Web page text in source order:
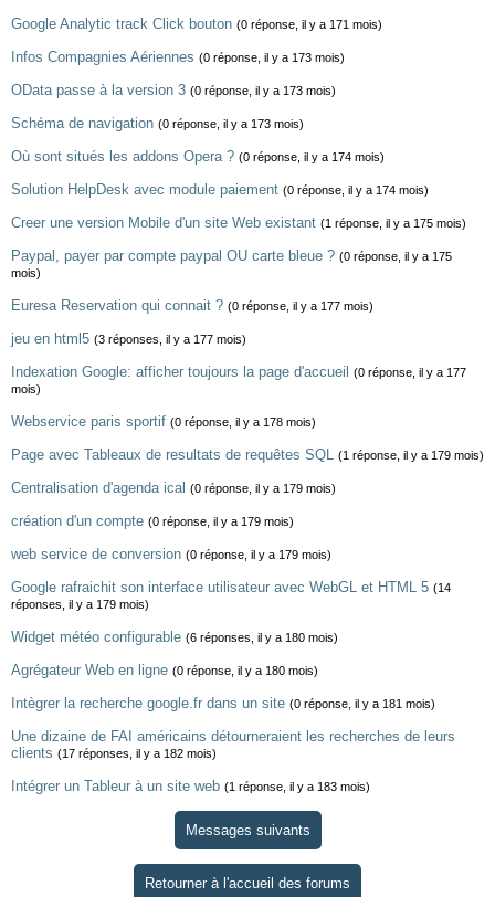
Google Analytic track Click bouton (0 réponse, il y a 171 mois)
Infos Compagnies Aériennes (0 réponse, il y a 173 mois)
OData passe à la version 3 (0 réponse, il y a 173 mois)
Schéma de navigation (0 réponse, il y a 173 mois)
Où sont situés les addons Opera ? (0 réponse, il y a 174 mois)
Solution HelpDesk avec module paiement (0 réponse, il y a 174 mois)
Creer une version Mobile d'un site Web existant (1 réponse, il y a 175 mois)
Paypal, payer par compte paypal OU carte bleue ? (0 réponse, il y a 175
mois)
Euresa Reservation qui connait ? (0 réponse, il y a 177 mois)
jeu en html5 (3 réponses, il y a 177 mois)
Indexation Google: afficher toujours la page d'accueil
(0 réponse, il y a 177
mois)
Webservice paris sportif (0 réponse, il y a 178 mois)
Page avec Tableaux de resultats de requêtes SQL (1 réponse, il y a 179 mois)
Centralisation d'agenda ical (0 réponse, il y a 179 mois)
création d'un compte (0 réponse, il y a 179 mois)
web service de conversion (0 réponse, il y a 179 mois)
Google rafraichit son interface utilisateur avec WebGL et HTML 5 (14
réponses, il y a 179 mois)
Widget météo configurable (6 réponses, il y a 180 mois)
Agrégateur Web en ligne (0 réponse, il y a 180 mois)
Intègrer la recherche google.fr dans un site (0 réponse, il y a 181 mois)
Une dizaine de FAI américains détourneraient les recherches de leurs
clients (17 réponses, il y a 182 mois)
Intégrer un Tableur à un site web (1 réponse, il y a 183 mois)
Messages suivants
Retourner à l'accueil des forums